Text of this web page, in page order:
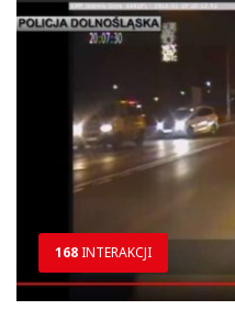
168 INTERAKCJI